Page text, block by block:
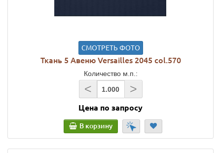
СМОТРЕТЬ ФОТО
Ткань 5 Авеню Versailles 2045 col.570
Количество м.п.:
< >
Цена по запросу
В корзину